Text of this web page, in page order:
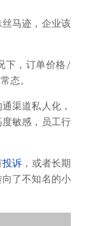
马迹，企业该
下，订单价格/
态。
渠道私人化，
敏感，员工行
投诉 ，或者长期
了不知名的小